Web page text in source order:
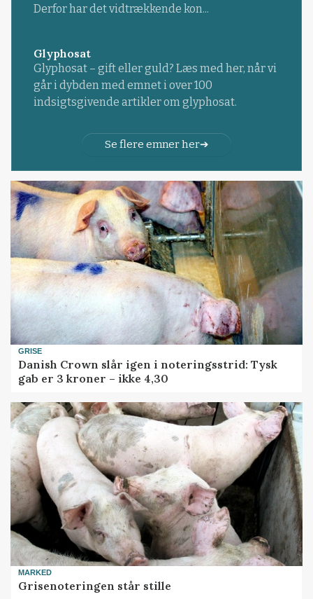
Derfor har det vidtrækkende kon...
Glyphosat
Glyphosat – gift eller guld? Læs med her, når vi
går i dybden med emnet i over 100
indsigtsgivende artikler om glyphosat.
Se flere emner her
GRISE
Danish Crown slår igen i noteringsstrid: Tysk
gab er 3 kroner – ikke 4,30
MARKED
Grisenoteringen står stille